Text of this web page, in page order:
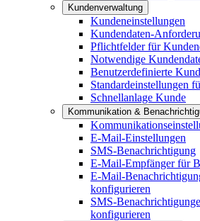
Kundenverwaltung
Kundeneinstellungen
Kundendaten-
Pflichtfelder für
Notwendige
Benutzerdefinierte
Standardeinstellungen
Schnellanlage Kunde
Kommunikation &
E-Mail-Einstellungen
SMS-Benachrichtigung
E-Mail-Empfänger für
E-Mail-
konfigurieren
SMS-
konfigurieren